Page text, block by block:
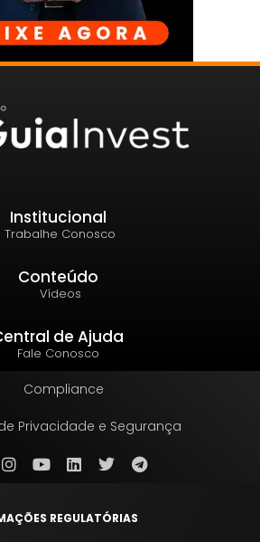
Institucional
Trabalhe Conosco
Conteúdo
Vídeos
de Ajuda
Fale Conosco
Compliance
Privacidade e Segurança
REGULATÓRIAS